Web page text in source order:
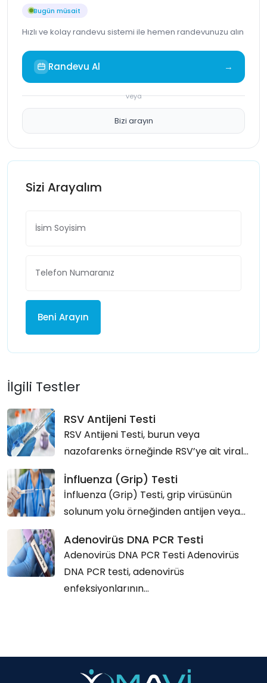
Bugün müsait
Hızlı ve kolay randevu sistemi ile hemen randevunuzu alın
Randevu Al →
veya
Bizi arayın
Sizi Arayalım
Beni Arayın
İlgili Testler
RSV Antijeni Testi
RSV Antijeni Testi, burun veya
nazofarenks örneğinde RSV’ye ait viral...
İnfluenza (Grip) Testi
İnfluenza (Grip) Testi, grip virüsünün
solunum yolu örneğinden antijen veya...
Adenovirüs DNA PCR Testi
Adenovirüs DNA PCR Testi Adenovirüs
DNA PCR testi, adenovirüs
enfeksiyonlarının...